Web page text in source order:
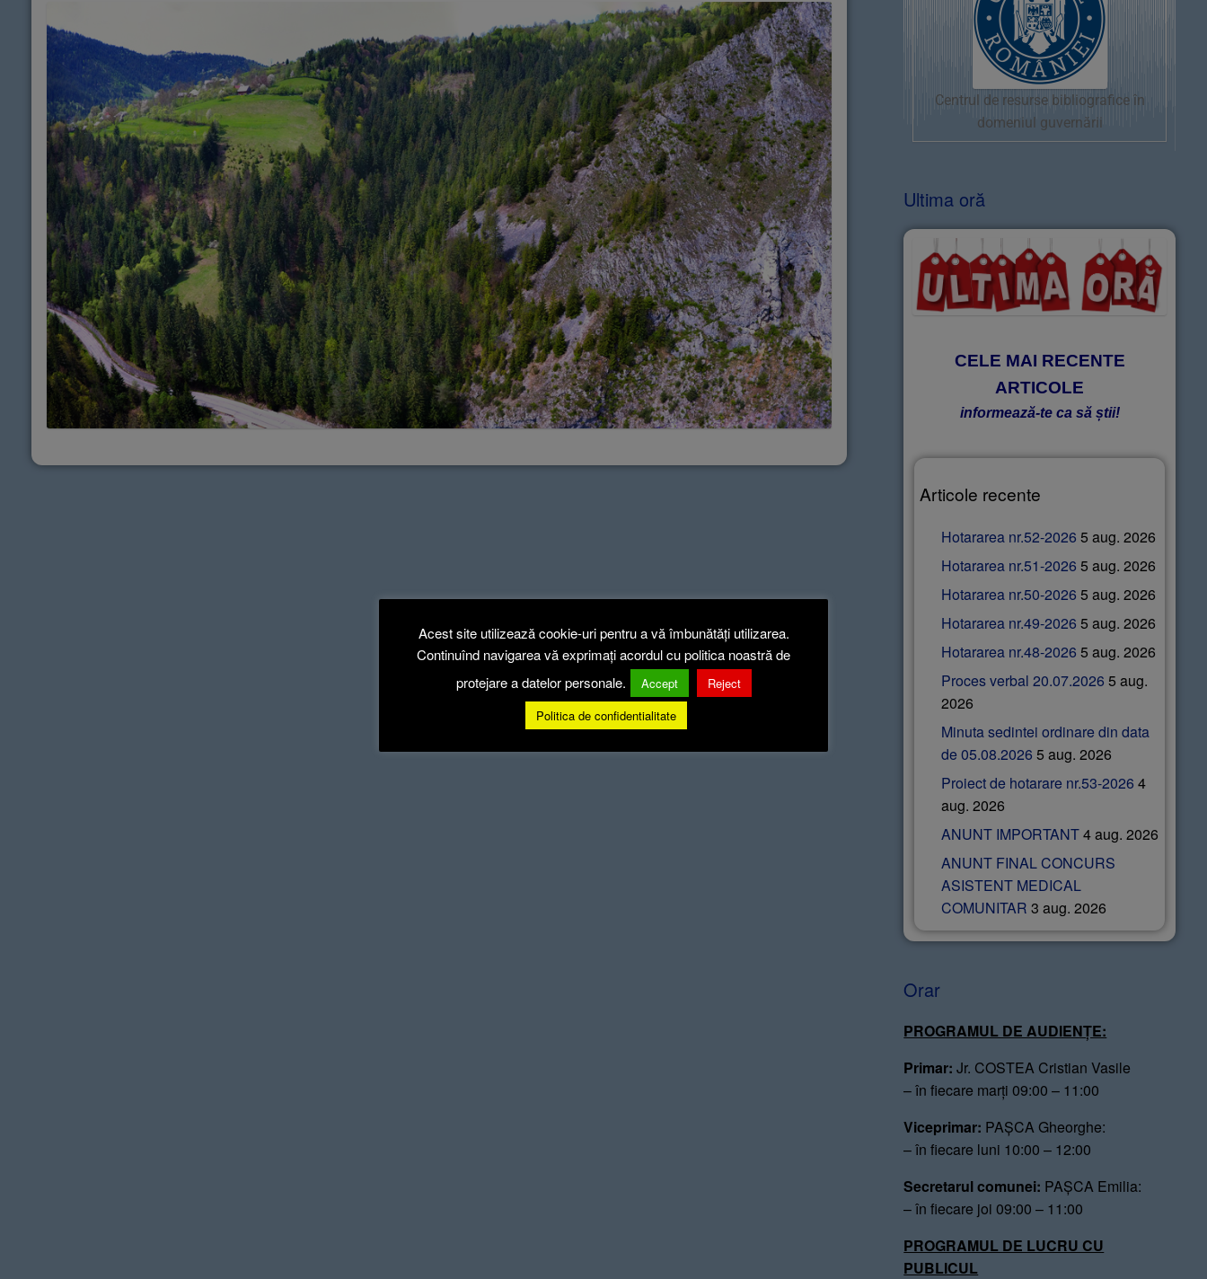
Centrul de resurse bibliografice în
domeniul guvernării
Ultima oră
CELE MAI RECENTE
ARTICOLE
informează-te ca să știi!
Articole recente
Hotararea nr.52-2026 5 aug. 2026
Hotararea nr.51-2026 5 aug. 2026
Hotararea nr.50-2026 5 aug. 2026
Hotararea nr.49-2026 5 aug. 2026
Hotararea nr.48-2026 5 aug. 2026
Proces verbal 20.07.2026 5 aug.
2026
Minuta sedintei ordinare din data
de 05.08.2026 5 aug. 2026
Proiect de hotarare nr.53-2026 4
aug. 2026
ANUNT IMPORTANT4 aug. 2026
ANUNT FINAL CONCURS
ASISTENT MEDICAL
COMUNITAR 3 aug. 2026
Orar
PROGRAMUL DE AUDIENȚE:
Primar:Jr. COSTEA Cristian Vasile
– în fiecare marți 09:00 – 11:00
Viceprimar: PAȘCA Gheorghe:
– în fiecare luni 10:00 – 12:00
Secretarul comunei: PAȘCA Emilia:
– în fiecare joi 09:00 – 11:00
PROGRAMUL DE LUCRU CU
PUBLICUL
Acest site utilizează cookie-uri pentru a vă îmbunătăți utilizarea.
Continuînd navigarea vă exprimați acordul cu politica noastră de
protejare a datelor personale.
Accept
Reject
Politica de confidentialitate